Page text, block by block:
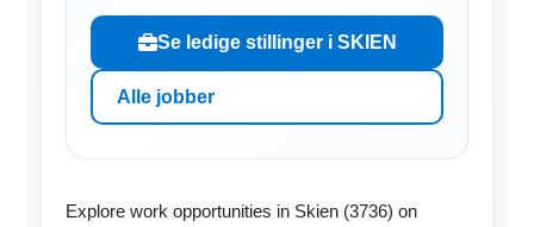
Se ledige stillinger i SKIEN
Alle jobber
Explore work opportunities in Skien (3736) on